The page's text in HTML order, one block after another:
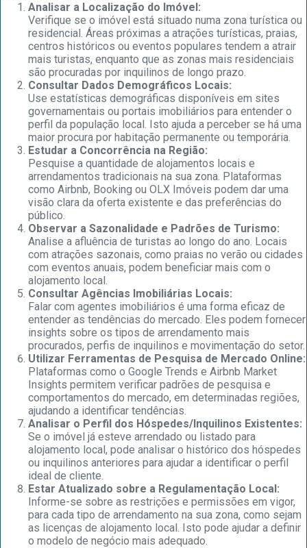
Analisar a Localização do Imóvel:
Verifique se o imóvel está situado numa zona turística ou
residencial. Áreas próximas a atrações turísticas, praias,
centros históricos ou eventos populares tendem a atrair
mais turistas, enquanto que as zonas mais residenciais
são procuradas por inquilinos de longo prazo.
Consultar Dados Demográficos Locais:
Use estatísticas demográficas disponíveis em sites
governamentais ou portais imobiliários para entender o
perfil da população local. Isto ajuda a perceber se há uma
maior procura por habitação permanente ou temporária.
Estudar a Concorrência na Região:
Pesquise a quantidade de alojamentos locais e
arrendamentos tradicionais na sua zona. Plataformas
como Airbnb, Booking ou OLX Imóveis podem dar uma
visão clara da oferta existente e das preferências do
público.
Observar a Sazonalidade e Padrões de Turismo:
Analise a afluência de turistas ao longo do ano. Locais
com atrações sazonais, como praias no verão ou cidades
com eventos anuais, podem beneficiar mais com o
alojamento local.
Consultar Agências Imobiliárias Locais:
Falar com agentes imobiliários é uma forma eficaz de
entender as tendências do mercado. Eles podem fornecer
insights sobre os tipos de arrendamento mais
procurados, perfis de inquilinos e movimentação do setor.
Utilizar Ferramentas de Pesquisa de Mercado Online:
Plataformas como o Google Trends e Airbnb Market
Insights permitem verificar padrões de pesquisa e
comportamentos do mercado, em determinadas regiões,
ajudando a identificar tendências.
Analisar o Perfil dos Hóspedes/Inquilinos Existentes:
Se o imóvel já esteve arrendado ou listado para
alojamento local, pode analisar o histórico dos hóspedes
ou inquilinos anteriores para ajudar a identificar o perfil
ideal de cliente.
Estar Atualizado sobre a Regulamentação Local:
Informe-se sobre as restrições e permissões em vigor,
para cada tipo de arrendamento na sua zona, como sejam
as licenças de alojamento local. Isto pode ajudar a definir
o modelo de negócio mais adequado.